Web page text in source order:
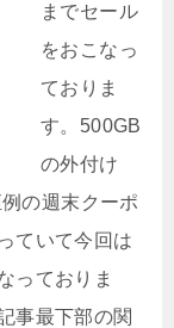
までセール
をおこなっ
ておりま
す。500GB
の外付け
の週末クーポ
ていて今回は
っておりま
事最下部の関